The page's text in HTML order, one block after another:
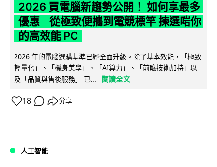
2026 買電腦新趨勢公開！ 如何享最多
優惠 從極致便攜到電競標竿 揀選啱你
的高效能 PC
2026 年的電腦選購基準已經全面升級。除了基本效能，「極致
輕量化」、「機身美學」、「AI算力」、「前瞻技術加持」以
及「品質與售後服務」 已...
閱讀全文
18 分享
人工智能